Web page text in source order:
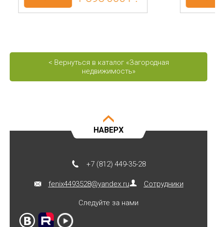
< Вернуться в каталог «Загородная
недвижимость»
НАВЕРХ
+7 (812) 449-35-28
fenix4493528@yandex.ru Сотрудники
Следуйте за нами